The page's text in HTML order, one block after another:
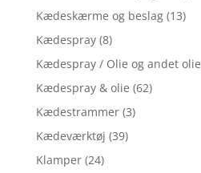
Kædeskærme og beslag (13)
Kædespray (8)
Kædespray / Olie og andet olie
Kædespray & olie (62)
Kædestrammer (3)
Kædeværktøj (39)
Klamper (24)